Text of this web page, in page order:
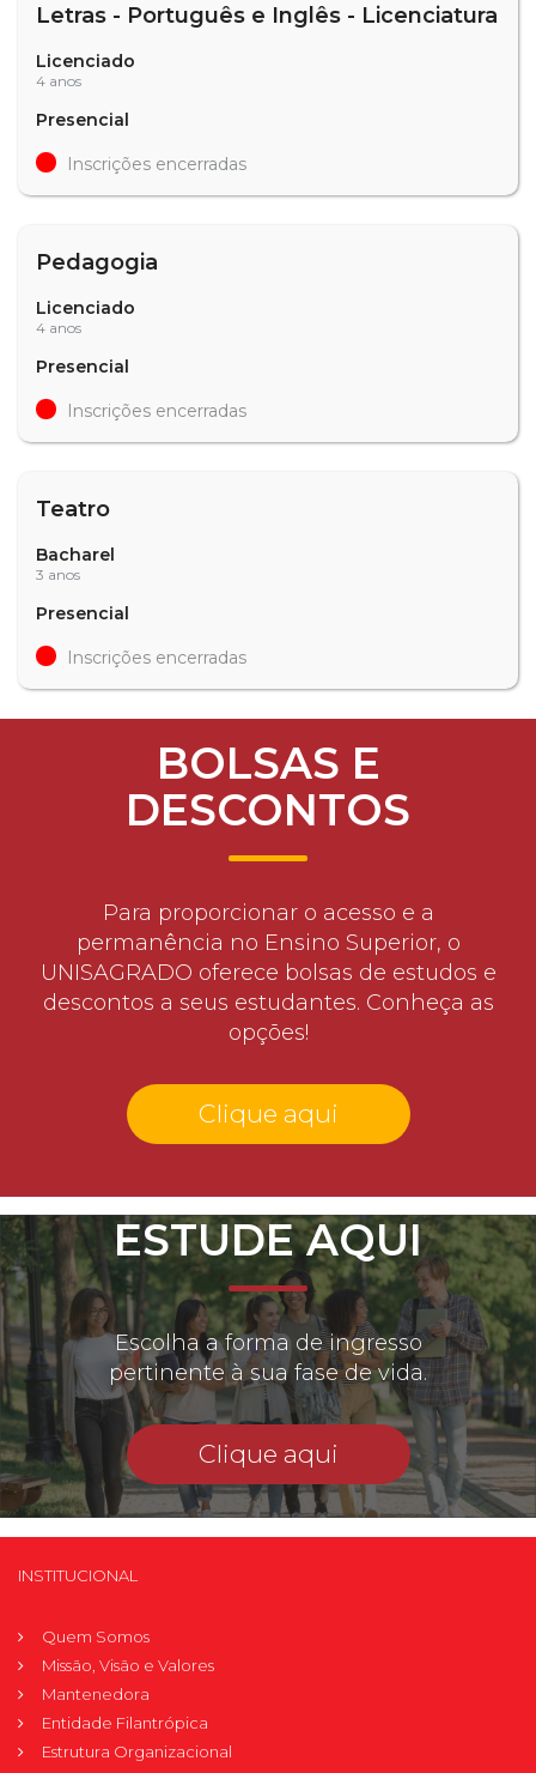
Letras - Português e Inglês - Licenciatura
Licenciado
4 anos
Presencial
Inscrições encerradas
Pedagogia
Licenciado
4 anos
Presencial
Inscrições encerradas
Teatro
Bacharel
3 anos
Presencial
Inscrições encerradas
BOLSAS E
DESCONTOS
Para proporcionar o acesso e a
permanência no Ensino Superior, o
UNISAGRADO oferece bolsas de estudos e
descontos a seus estudantes. Conheça as
opções!
Clique aqui
ESTUDE AQUI
Escolha a forma de ingresso
pertinente à sua fase de vida.
Clique aqui
INSTITUCIONAL
Quem Somos
Missão, Visão e Valores
Mantenedora
Entidade Filantrópica
Estrutura Organizacional